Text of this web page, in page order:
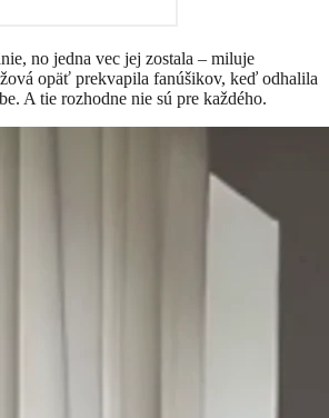
no jedna vec jej zostala – miluje
opäť prekvapila fanúšikov, keď odhalila
A tie rozhodne nie sú pre každého.